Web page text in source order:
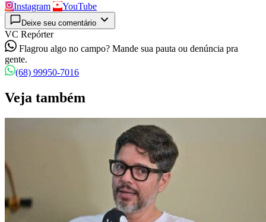
Instagram
YouTube
Deixe seu comentário
VC Repórter
Flagrou algo no campo? Mande sua pauta ou denúncia pra
gente.
(68) 99950-7016
Veja também